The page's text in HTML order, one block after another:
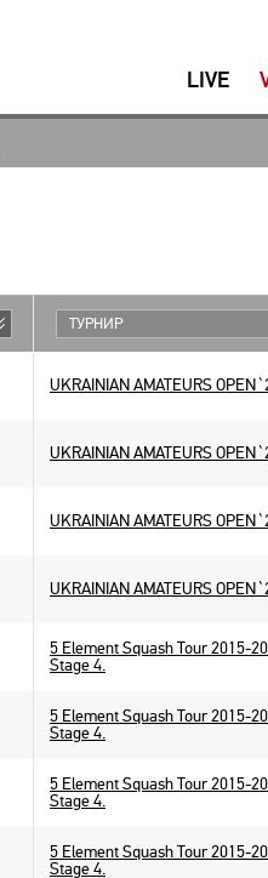
LIVE
ТУРНИР
UKRAINIAN AMATEURS
UKRAINIAN AMATEURS
UKRAINIAN AMATEURS
UKRAINIAN AMATEURS
5 Element Squash Tour 2015-
Stage 4.
5 Element Squash Tour 2015-
Stage 4.
5 Element Squash Tour 2015-
Stage 4.
5 Element Squash Tour 2015-
Stage 4.